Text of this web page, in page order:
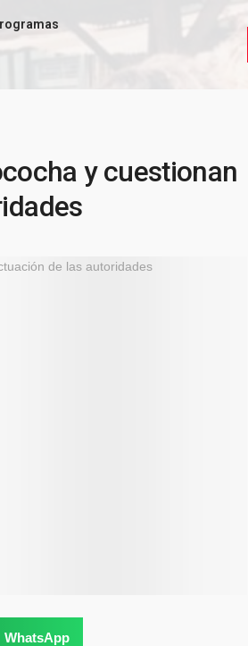
y cuestionan
WhatsApp